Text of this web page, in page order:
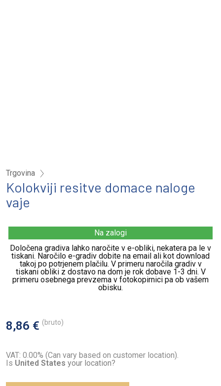
Trgovina
Kolokviji resitve domace naloge
vaje
Na zalogi
Določena gradiva lahko naročite v e-obliki, nekatera pa le v
tiskani. Naročilo e-gradiv dobite na email ali kot download
takoj po potrjenem plačilu. V primeru naročila gradiv v
tiskani obliki z dostavo na dom je rok dobave 1-3 dni. V
primeru osebnega prevzema v fotokopirnici pa ob vašem
obisku.
8,86 € (bruto)
VAT: 0.00% (Can vary based on customer location).
Is United States your location?